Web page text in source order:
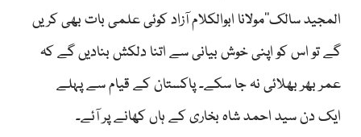
المجید سالک’’مولانا ابوالکلام آزاد کوئی علمی بات بھی کریں
گے تو اس کو اپنی خوش بیانی سے اتنا دلکش بنادیں گے کہ
عمر بھر بھلائی نہ جا سکے۔ پاکستان کے قیام سے پہلے
ایک دن سید احمد شاہ بخاری کے ہاں کھانے پر آئے۔